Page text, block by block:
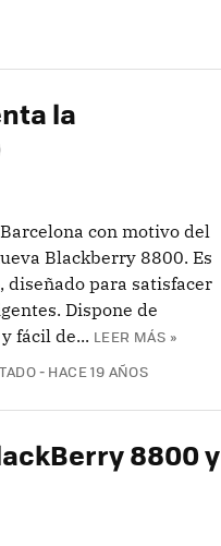
la
con motivo del
Blackberry 8800. Es
para satisfacer
Dispone de
fácil de... LEER MÁS »
HACE 19 AÑOS
8800 y